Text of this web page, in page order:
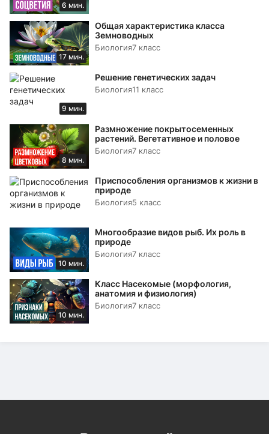
6 мин.
17 мин.
Общая характеристика класса
Земноводных
Биология7 класс
9 мин.
Решение генетических задач
Биология11 класс
8 мин.
Размножение покрытосеменных
растений. Вегетативное и половое
Биология7 класс
Приспособления организмов к жизни в
природе
Биология5 класс
10 мин.
Многообразие видов рыб. Их роль в
природе
Биология7 класс
10 мин.
Класс Насекомые (морфология,
анатомия и физиология)
Биология7 класс